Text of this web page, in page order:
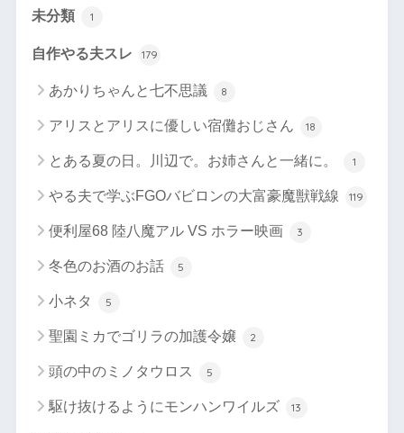
未分類 1
自作やる夫スレ 179
あかりちゃんと七不思議 8
アリスとアリスに優しい宿儺おじさん 18
とある夏の日。川辺で。お姉さんと一緒に。 1
やる夫で学ぶFGOバビロンの大富豪魔獣戦線 119
便利屋68 陸八魔アル VS ホラー映画 3
冬色のお酒のお話 5
小ネタ 5
聖園ミカでゴリラの加護令嬢 2
頭の中のミノタウロス 5
駆け抜けるようにモンハンワイルズ 13